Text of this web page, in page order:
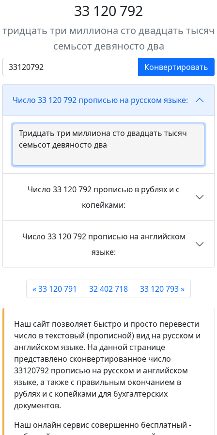
33 120 792
тридцать три миллиона сто двадцать тысяч
семьсот девяносто два
Конвертировать
Число 33 120 792 прописью на русском языке:
Число 33 120 792 прописью в рублях и с
копейками:
Число 33 120 792 прописью на английском
языке:
« 33 120 791 32 402 718 33 120 793 »
Наш сайт позволяет быстро и просто перевести
число в текстовый (прописной) вид на русском и
английском языке. На данной странице
представлено сконвертированное число
33120792 прописью на русском и английском
языке, а также с правильным окончанием в
рублях и с копейками для бухгалтерских
документов.
Наш онлайн сервис совершенно бесплатный -